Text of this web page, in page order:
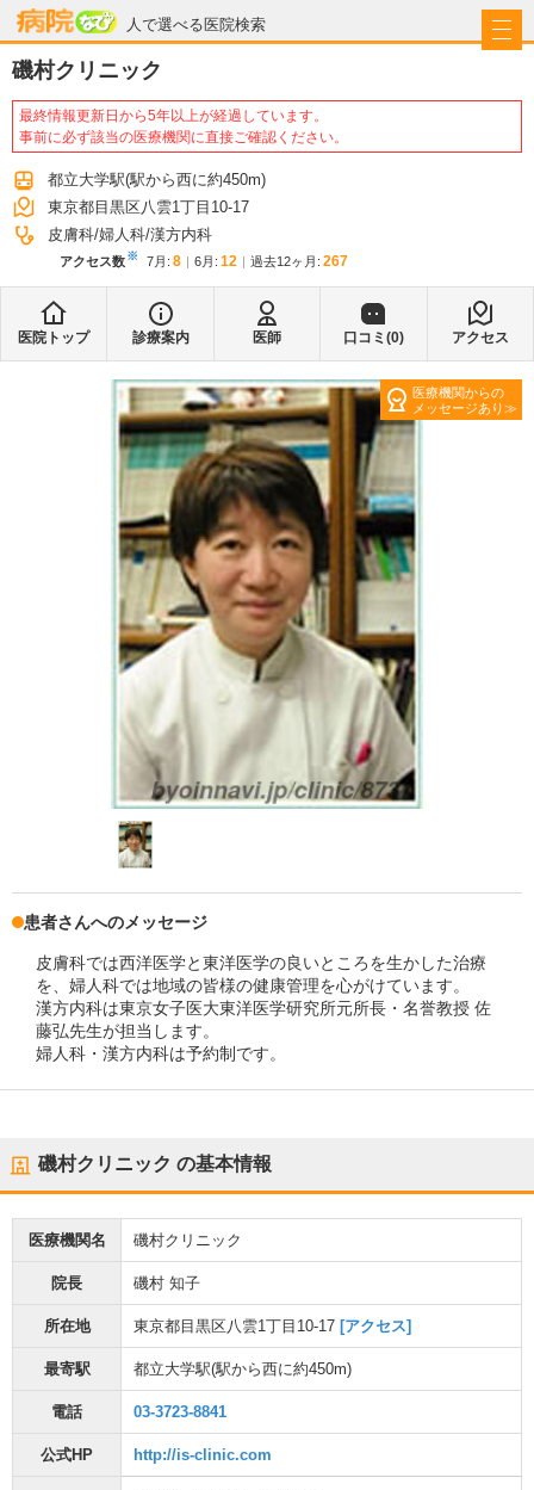
人で選べる医院検索
病院なび
磯村クリニック
最終情報更新日から5年以上が経過しています。
事前に必ず該当の医療機関に直接ご確認ください。
都立大学駅(駅から西に約450m)
東京都目黒区八雲1丁目10-17
皮膚科 婦人科 漢方内科
アクセス数※ 7月 : 8 6月 : 12 過去12ヶ月: 267
医院トップ 診療案内 医師 口コミ(0) アクセス
医療機関からの
メッセージあり
患者さんへのメッセージ
皮膚科では西洋医学と東洋医学の良いところを生かした治療
を、婦人科では地域の皆様の健康管理を心がけています。
漢方内科は東京女子医大東洋医学研究所元所長・名誉教授 佐
藤弘先生が担当します。
婦人科・漢方内科は予約制です。
磯村クリニック の基本情報
医療機関名 磯村クリニック
院長 磯村 知子
所在地 東京都目黒区八雲1丁目10-17 [アクセス]
最寄駅 都立大学駅(駅から西に約450m)
電話 03-3723-8841
公式HP http://is-clinic.com